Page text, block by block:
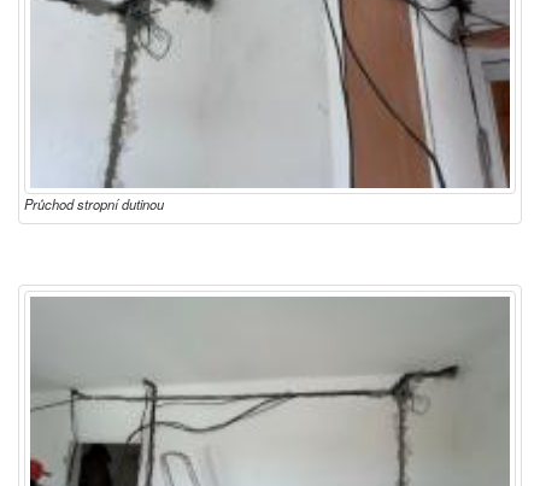
Průchod stropní dutinou